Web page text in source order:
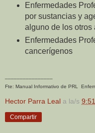
Enfermedades
por sustancias y
alguno de los otros
Enfermedades
cancerígenos
Fte: Manual Informativo de PRL
Hector Parra Leal a la/s
Compartir